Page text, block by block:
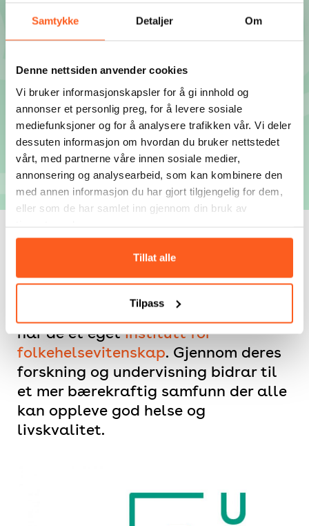
Samtykke Detaljer Om
Denne nettsiden anvender cookies
Vi bruker informasjonskapsler for å gi innhold og
annonser et personlig preg, for å levere sosiale
mediefunksjoner og for å analysere trafikken vår. Vi deler
dessuten informasjon om hvordan du bruker nettstedet
vårt, med partnerne våre innen sosiale medier,
annonsering og analysearbeid, som kan kombinere den
med annen informasjon du har gjort tilgjengelig for dem,
eller som de har samlet inn gjennom din bruk av
Tillat alle
Tilpass
Forside Om Tverga
Nettverk
NMBU
biovitenskapelige universitet (NMBU)
har de et egetInstitutt for
folkehelsevitenskap. Gjennom deres
forskning og undervisning bidrar til
et mer bærekraftig samfunn der alle
kan oppleve god helse og
livskvalitet.